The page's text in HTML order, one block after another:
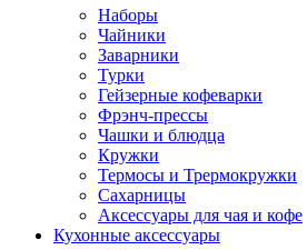
Наборы
Чайники
Заварники
Турки
Гейзерные кофеварки
Фрэнч-прессы
Чашки и блюдца
Кружки
Термосы и Трермокружки
Сахарницы
Аксессуары для чая и кофе
Кухонные аксессуары